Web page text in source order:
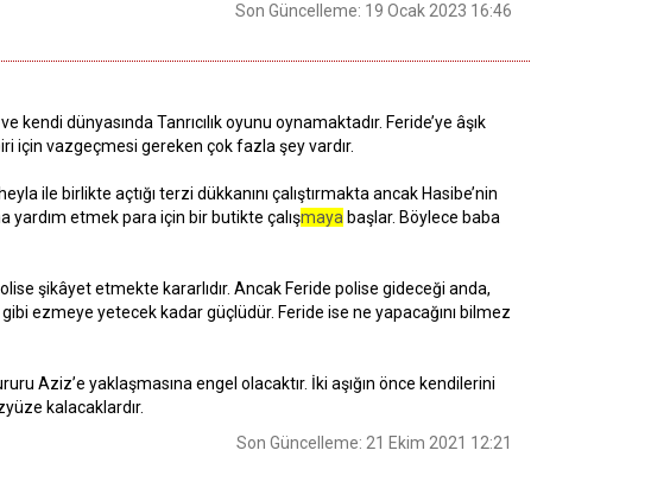
Son Güncelleme: 19 Ocak 2023 16:46
dünyasında Tanrıcılık oyunu oynamaktadır. Feride’ye âşık
için vazgeçmesi gereken çok fazla şey vardır.
ile birlikte açtığı terzi dükkanını çalıştırmakta ancak Hasibe’nin
yardım etmek para için bir butikte çalışmaya başlar. Böylece baba
şikâyet etmekte kararlıdır. Ancak Feride polise gideceği anda,
ezmeye yetecek kadar güçlüdür. Feride ise ne yapacağını bilmez
Aziz’e yaklaşmasına engel olacaktır. İki aşığın önce kendilerini
kalacaklardır.
Son Güncelleme: 21 Ekim 2021 12:21